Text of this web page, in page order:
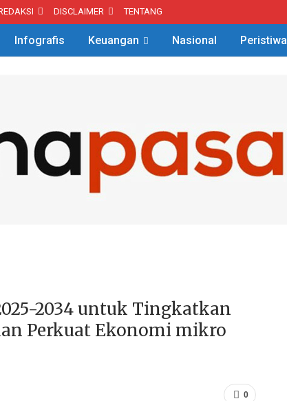
DISCLAIMER TENTANG
Infografis Keuangan Nasional Peristiwa
2034 untuk Tingkatkan
Perkuat Ekonomi mikro
0